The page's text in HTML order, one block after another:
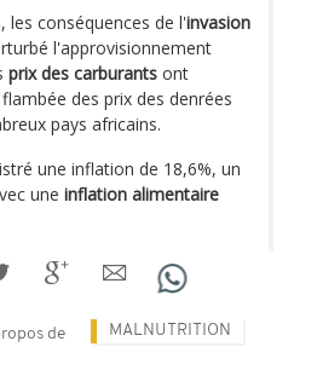
les conséquences de l'invasion
l'approvisionnement
prix des carburants ont
des prix des denrées
pays africains.
une inflation de 18,6%, un
une inflation alimentaire
de MALNUTRITION